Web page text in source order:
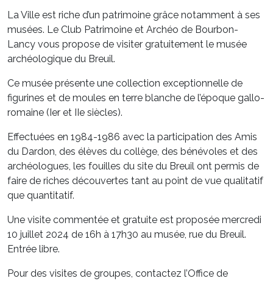
La Ville est riche d’un patrimoine grâce notamment à ses
musées. Le Club Patrimoine et Archéo de Bourbon-
Lancy vous propose de visiter gratuitement le musée
archéologique du Breuil.
Ce musée présente une collection exceptionnelle de
figurines et de moules en terre blanche de l’époque gallo-
romaine (Ier et IIe siècles).
Effectuées en 1984-1986 avec la participation des Amis
du Dardon, des élèves du collège, des bénévoles et des
archéologues, les fouilles du site du Breuil ont permis de
faire de riches découvertes tant au point de vue qualitatif
que quantitatif.
Une visite commentée et gratuite est proposée mercredi
10 juillet 2024 de 16h à 17h30 au musée, rue du Breuil.
Entrée libre.
Pour des visites de groupes, contactez l’Office de